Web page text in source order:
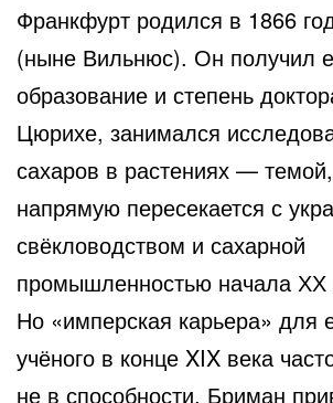
Франкфурт родился в 1866
(ныне Вильнюс). Он получил
образование и степень
Цюрихе, занимался
сахаров в растениях —
напрямую пересекается с
свёкловодством и сахарной
промышленностью начала ХХ
Но «имперская карьера» для
учёного в конце XIX века
не в способности. Бриман